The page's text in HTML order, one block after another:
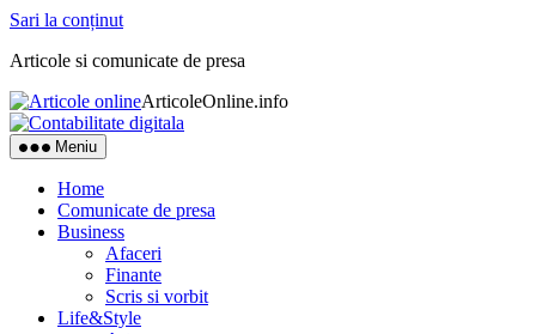
Sari la conținut
Articole si comunicate de presa
ArticoleOnline.info
Meniu
Home
Comunicate de presa
Business
Afaceri
Finante
Scris si vorbit
Life&Style